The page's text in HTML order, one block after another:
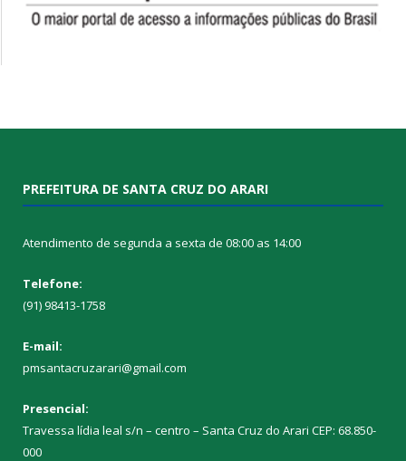
PREFEITURA DE SANTA CRUZ DO ARARI
Atendimento de segunda a sexta de 08:00 as 14:00
Telefone:
(91) 98413-1758
E-mail:
pmsantacruzarari@gmail.com
Presencial:
Travessa lídia leal s/n – centro – Santa Cruz do Arari CEP: 68.850-
000